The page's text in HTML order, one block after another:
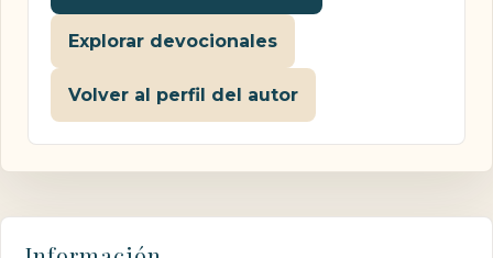
Explorar devocionales
Volver al perfil del autor